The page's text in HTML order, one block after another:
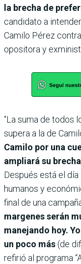
la brecha de
candidato a
Camilo Pérez
opositora y
“La suma de todos
supera a la de
Camilo por una
ampliará su
Después está el
humanos y
final de una
margenes serán
manejando hoy.
un poco más(de
refirió al programa